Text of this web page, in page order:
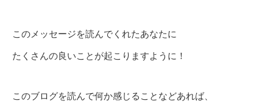
このメッセージを読んでくれたあなたに
たくさんの良いことが起こりますように！
このブログを読んで何か感じることなどあれば、